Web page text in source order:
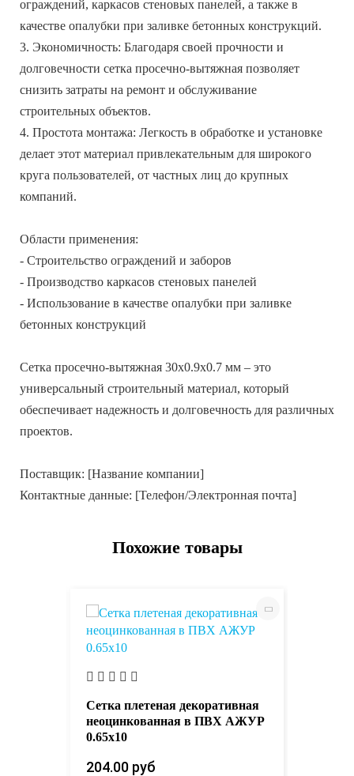
ограждений, каркасов стеновых панелей, а также в
качестве опалубки при заливке бетонных конструкций.
3. Экономичность: Благодаря своей прочности и
долговечности сетка просечно-вытяжная позволяет
снизить затраты на ремонт и обслуживание
строительных объектов.
4. Простота монтажа: Легкость в обработке и установке
делает этот материал привлекательным для широкого
круга пользователей, от частных лиц до крупных
компаний.
Области применения:
- Строительство ограждений и заборов
- Производство каркасов стеновых панелей
- Использование в качестве опалубки при заливке
бетонных конструкций
Сетка просечно-вытяжная 30х0.9х0.7 мм – это
универсальный строительный материал, который
обеспечивает надежность и долговечность для различных
проектов.
Поставщик: [Название компании]
Контактные данные: [Телефон/Электронная почта]
Похожие товары
Сетка плетеная декоративная
неоцинкованная в ПВХ АЖУР
0.65х10
204.00 руб